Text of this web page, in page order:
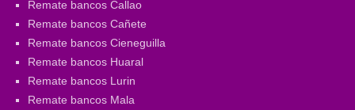
Remate bancos Callao
Remate bancos Cañete
Remate bancos Cieneguilla
Remate bancos Huaral
Remate bancos Lurin
Remate bancos Mala